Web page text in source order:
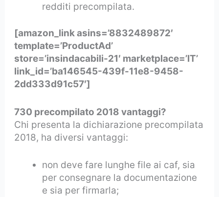
redditi precompilata.
[amazon_link asins=’8832489872′
template=’ProductAd’
store=’insindacabili-21′ marketplace=’IT’
link_id=’ba146545-439f-11e8-9458-
2dd333d91c57′]
730 precompilato 2018 vantaggi?
Chi presenta la dichiarazione precompilata
2018, ha diversi vantaggi:
non deve fare lunghe file ai caf, sia
per consegnare la documentazione
e sia per firmarla;